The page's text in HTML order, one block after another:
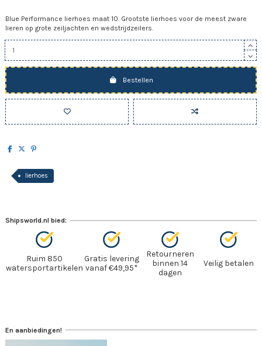
Blue Performance lierhoes maat 10. Grootste lierhoes voor de meest zware
lieren op grote zeiljachten en wedstrijdzeilers.
Bestellen
lierhoes
Shipsworld.nl bied:
Ruim 850
watersportartikelen
Gratis levering
vanaf €49,95*
Retourneren
binnen 14
dagen
Veilig betalen
En aanbiedingen!